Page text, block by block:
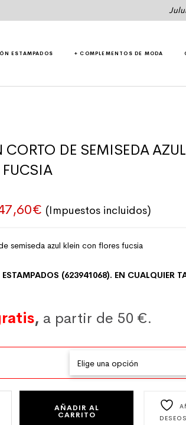
ESTAMPADOS + COMPLEMENTOS DE MODA
CORTO DE SEMISEDA
FUCSIA
precio original era: 59,50€.
€ El precio actual es:
(Impuestos incluidos)
semiseda azul klein con flores fucsia
(623941068). EN CUALQUIER
, a partir de 50 €.
DE SEMISEDA AZUL KLEIN CON FLORES
AÑADIR AL
CARRITO
DESEOS